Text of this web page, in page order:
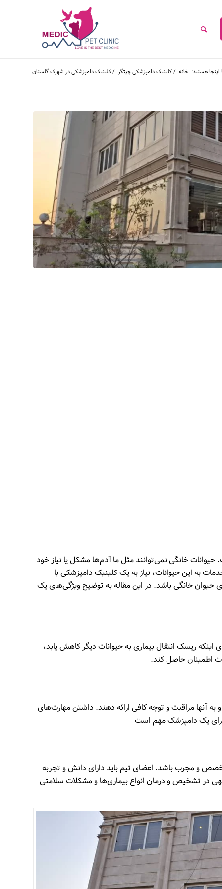
هستید: خانه /کلینیک دامپزشکی چیتگر /کلینیک دامپزشکی در شهرک گلستان
حیوانات خانگی نمی‌توانند مثل ما آدم‌ها مشکل یا نیاز خود
به این حیوانات، نیاز به یک کلینیک دامپزشکی با
حیوان خانگی باشد. در این مقاله به توضیح ویژگی‌های یک
اینکه ریسک انتقال بیماری به حیوانات دیگر کاهش یابد،
اطمینان حاصل کند.
به آنها مراقبت و توجه کافی ارائه دهند. داشتن مهارت‌های
برای یک دامپزشک مهم است
و مجرب باشد. اعضای تیم باید دارای دانش و تجربه
در تشخیص و درمان انواع بیماری‌ها و مشکلات سلامتی